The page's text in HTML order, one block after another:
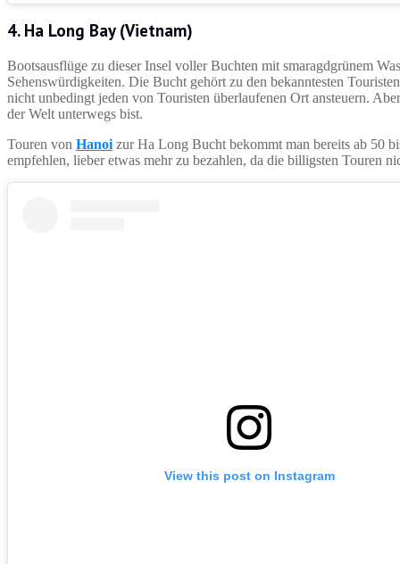
4. Ha Long Bay (Vietnam)
Bootsausflüge zu dieser Insel voller Buchten mit smaragdgrünem
Sehenswürdigkeiten. Die Bucht gehört zu den bekanntesten
nicht unbedingt jeden von Touristen überlaufenen Ort ansteuern.
der Welt unterwegs bist.
Touren von Hanoi zur Ha Long Bucht bekommt man bereits ab 50
empfehlen, lieber etwas mehr zu bezahlen, da die billigsten Touren
View this post on Instagram